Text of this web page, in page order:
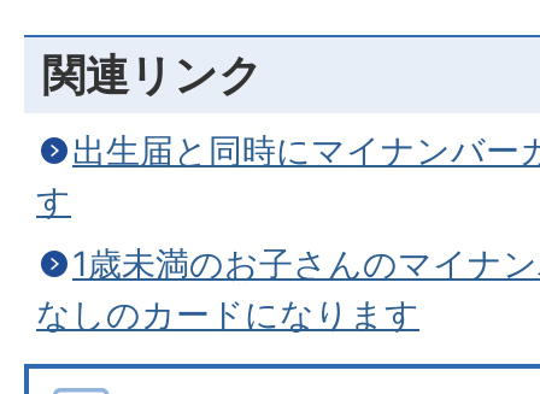
関連リンク
出生届と同時にマイナンバー
す
1歳未満のお子さんのマイナ
なしのカードになります